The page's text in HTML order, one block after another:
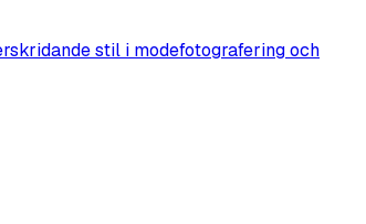
stil i modefotografering och